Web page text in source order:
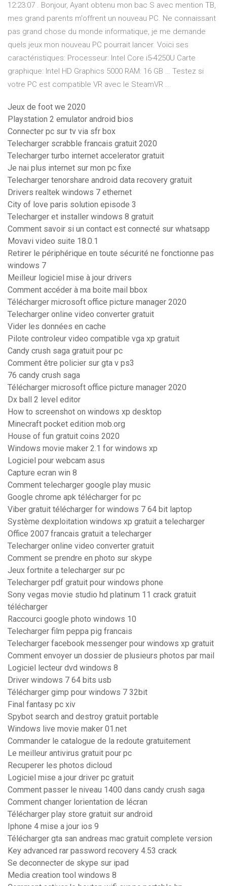
12:23:07 . Bonjour, Ayant obtenu mon bac S avec mention TB,
mes grand parents m'offrent un nouveau PC. Ne connaissant
pas grand chose du monde informatique, je me demande
quels jeux mon nouveau PC pourrait lancer. Voici ses
caractéristiques: Processeur: Intel Core i5-4250U Carte
graphique: Intel HD Graphics 5000 RAM: 16 GB … Testez si
votre PC est compatible VR avec le SteamVR ...
Jeux de foot we 2020
Playstation 2 emulator android bios
Connecter pc sur tv via sfr box
Telecharger scrabble francais gratuit 2020
Telecharger turbo internet accelerator gratuit
Je nai plus internet sur mon pc fixe
Telecharger tenorshare android data recovery gratuit
Drivers realtek windows 7 ethernet
City of love paris solution episode 3
Telecharger et installer windows 8 gratuit
Comment savoir si un contact est connecté sur whatsapp
Movavi video suite 18.0.1
Retirer le périphérique en toute sécurité ne fonctionne pas
windows 7
Meilleur logiciel mise à jour drivers
Comment accéder à ma boite mail bbox
Télécharger microsoft office picture manager 2020
Telecharger online video converter gratuit
Vider les données en cache
Pilote controleur video compatible vga xp gratuit
Candy crush saga gratuit pour pc
Comment être policier sur gta v ps3
76 candy crush saga
Télécharger microsoft office picture manager 2020
Dx ball 2 level editor
How to screenshot on windows xp desktop
Minecraft pocket edition mob.org
House of fun gratuit coins 2020
Windows movie maker 2.1 for windows xp
Logiciel pour webcam asus
Capture ecran win 8
Comment telecharger google play music
Google chrome apk télécharger for pc
Viber gratuit télécharger for windows 7 64 bit laptop
Système dexploitation windows xp gratuit a telecharger
Office 2007 francais gratuit a telecharger
Telecharger online video converter gratuit
Comment se prendre en photo sur skype
Jeux fortnite a telecharger sur pc
Telecharger pdf gratuit pour windows phone
Sony vegas movie studio hd platinum 11 crack gratuit
télécharger
Raccourci google photo windows 10
Telecharger film peppa pig francais
Telecharger facebook messenger pour windows xp gratuit
Comment envoyer un dossier de plusieurs photos par mail
Logiciel lecteur dvd windows 8
Driver windows 7 64 bits usb
Télécharger gimp pour windows 7 32bit
Final fantasy pc xiv
Spybot search and destroy gratuit portable
Windows live movie maker 01.net
Commander le catalogue de la redoute gratuitement
Le meilleur antivirus gratuit pour pc
Recuperer les photos dicloud
Logiciel mise a jour driver pc gratuit
Comment passer le niveau 1400 dans candy crush saga
Comment changer lorientation de lécran
Télécharger play store gratuit sur android
Iphone 4 mise a jour ios 9
Télécharger gta san andreas mac gratuit complete version
Key advanced rar password recovery 4.53 crack
Se deconnecter de skype sur ipad
Media creation tool windows 8